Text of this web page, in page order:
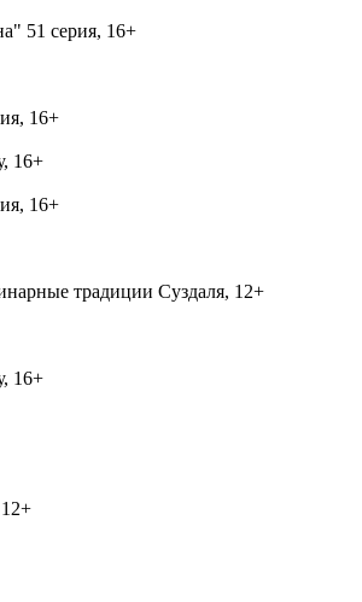
51 серия, 16+
16+
16+
16+
традиции Суздаля, 12+
16+